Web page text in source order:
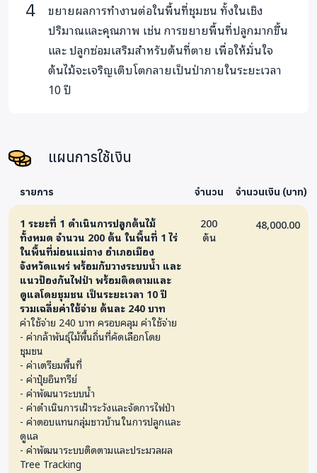
ใช้นามบัตรกระดาษมาเป็นนามบัตรดิจิทัล เพื่อลดการใช้กระดาษ
สามารถดาวน์โหลดมาทดลองใช้งานได้ ฟรี โดยทุกครั้งที่ใช้งาน
ไม่ว่าจะสแกนแจกนามบัตร รับนามบัตร หรือ ใช้งานฟังชั่นส์ใดๆ
จะนับเป็นแต้มคะแนนสะสมโดยทุกๆ 1,000 ครั้ง เท่ากับ การ
ปลูกต้นไม้ 1 ต้น
ขยายผลการทำงานต่อในพื้นที่ชุมชน ทั้งในเชิง
ปริมาณและคุณภาพ เช่น การขยายพื้นที่ปลูกมากขึ้น
และ ปลูกซ่อมเสริมสำหรับต้นที่ตาย เพื่อให้มั่นใจ
ต้นไม้จะเจริญเติบโตกลายเป็นป่าภายในระยะเวลา
10 ปี
แผนการใช้เงิน
รายการ จำนวน จำนวนเงิน (บาท)
1 ระยะที่ 1 ดำเนินการปลูกต้นไม้
ทั้งหมด จำนวน 200 ต้น ในพื้นที่ 1 ไร่
ในพื้นที่ม่อนแม่ถาง อำเภอเมือง
จังหวัดแพร่ พร้อมกับวางระบบน้ำ และ
แนวป้องกันไฟป่า พร้อมติดตามและ
ดูแลโดยชุมชน เป็นระยะเวลา 10 ปี
รวมเฉลี่ยค่าใช้จ่าย ต้นละ 240 บาท
ค่าใช้จ่าย 240 บาท ครอบคลุม ค่าใช้จ่าย
- ค่ากล้าพันธุ์ไม้พื้นถิ่นที่คัดเลือกโดย
ชุมชน
- ค่าเตรียมพื้นที่
- ค่าปุ๋ยอินทรีย์
- ค่าพัฒนาระบบน้ำ
- ค่าดำเนินการเฝ้าระวังและจัดการไฟป่า
- ค่าตอบแทนกลุ่มชาวบ้านในการปลูกและ
ดูแล
- ค่าพัฒนาระบบติดตามและประมวลผล
Tree Tracking
200
ต้น
48,000.00